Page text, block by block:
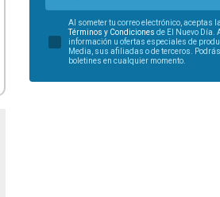
Al someter tu correo electrónico, aceptas la
Términos y Condiciones de El Nuevo Día.
información u ofertas especiales de
Media, sus afiliadas o de terceros.
boletines en cualquier momento.